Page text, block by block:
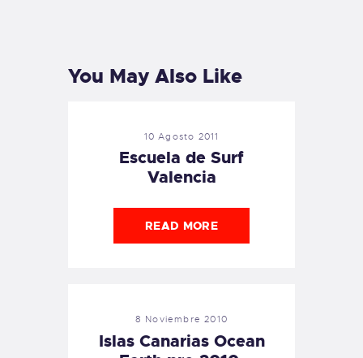
You May Also Like
10 Agosto 2011
Escuela de Surf
Valencia
READ MORE
8 Noviembre 2010
Islas Canarias Ocean